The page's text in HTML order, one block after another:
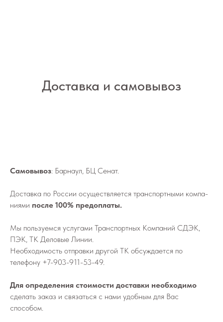
Доставка и самовывоз
Самовывоз: Барнаул, БЦ Сенат.
До­став­ка по России осу­ществ­ля­ет­ся транс­порт­ны­ми ком­па­
ни­я­ми после 100% предоплаты.
Мы поль­зу­ем­ся услу­га­ми Транс­порт­ных Ком­па­ний СДЭК,
ПЭК, ТК Деловые Линии.
Не­об­хо­ди­мо­сть от­прав­ки дру­гой ТК об­суж­да­ет­ся по
телефону +7-903-911-53-49.
Для определения стоимости доставки необходимо
сделать заказ и связаться с нами удобным для Вас
способом.